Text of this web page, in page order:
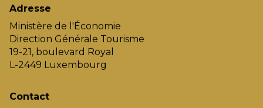
Adresse
Ministère de l'Économie
Direction Générale Tourisme
19-21, boulevard Royal
L-2449 Luxembourg
Contact